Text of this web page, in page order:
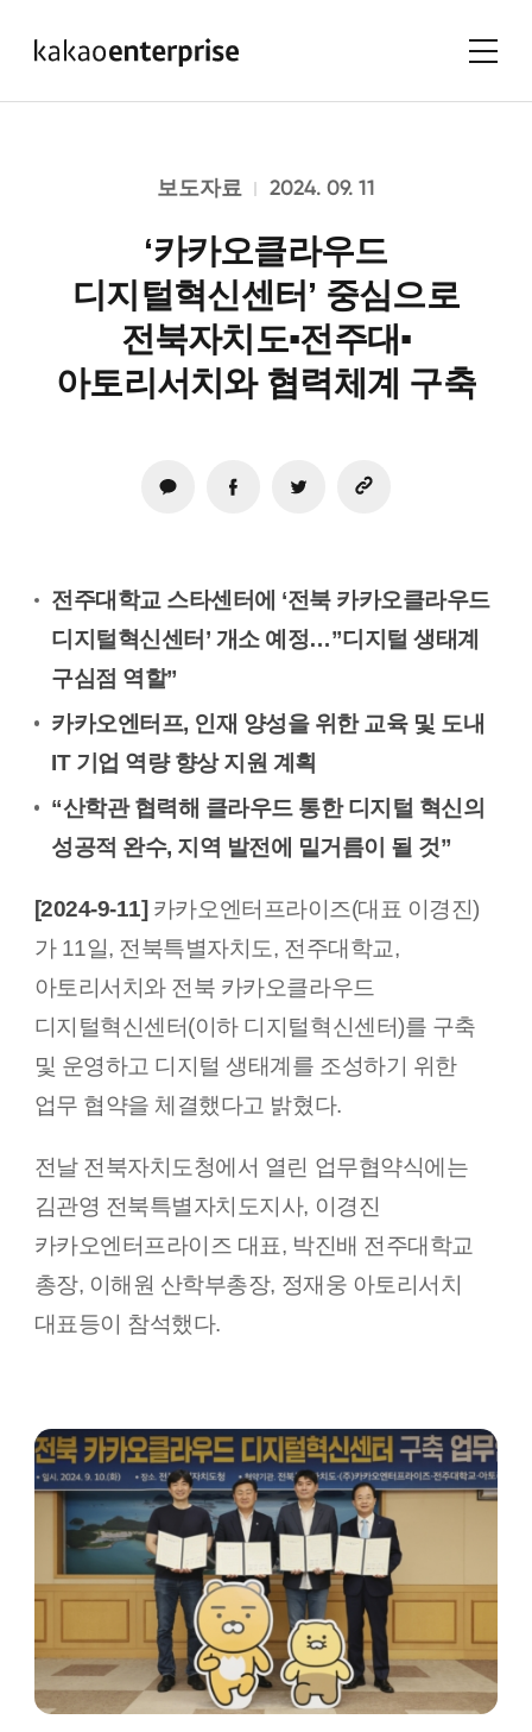
보도자료 2024. 09. 11
‘카카오클라우드
디지털혁신센터’ 중심으로
전북자치도▪전주대▪
아토리서치와 협력체계 구축
전주대학교 스타센터에 ‘전북 카카오클라우드
디지털혁신센터’ 개소 예정…”디지털 생태계
구심점 역할”
카카오엔터프, 인재 양성을 위한 교육 및 도내
IT 기업 역량 향상 지원 계획
“산학관 협력해 클라우드 통한 디지털 혁신의
성공적 완수, 지역 발전에 밑거름이 될 것”
[2024-9-11] 카카오엔터프라이즈(대표 이경진)
가 11일, 전북특별자치도, 전주대학교,
아토리서치와 전북 카카오클라우드
디지털혁신센터(이하 디지털혁신센터)를 구축
및 운영하고 디지털 생태계를 조성하기 위한
업무 협약을 체결했다고 밝혔다.
전날 전북자치도청에서 열린 업무협약식에는
김관영 전북특별자치도지사, 이경진
카카오엔터프라이즈 대표, 박진배 전주대학교
총장, 이해원 산학부총장, 정재웅 아토리서치
대표등이 참석했다.